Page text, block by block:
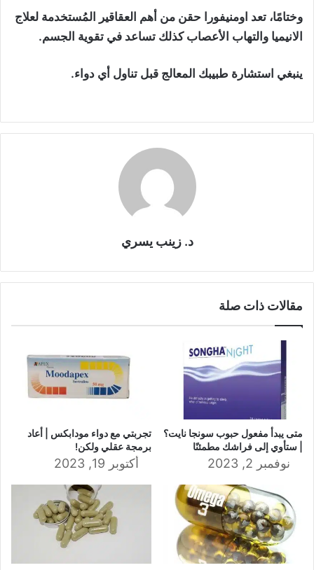
وختامًا، تعد اومنيفورا حقن من أهم العقاقير المُستخدمة لعلاج
الانيميا والتهاب الأعصاب كذلك تساعد في تقوية الجسم.
ينبغي استشارة طبيبك المعالج قبل تناول أي دواء.
د. زينب يسري
مقالات ذات صلة
متى يبدأ مفعول حبوب سونجا نايت؟
| ستأوي إلى فراشك مطمئنًا
نوفمبر 2, 2023
تجربتي مع دواء مودابكس | أعاد
برمجة عقلي ولكن!
أكتوبر 19, 2023